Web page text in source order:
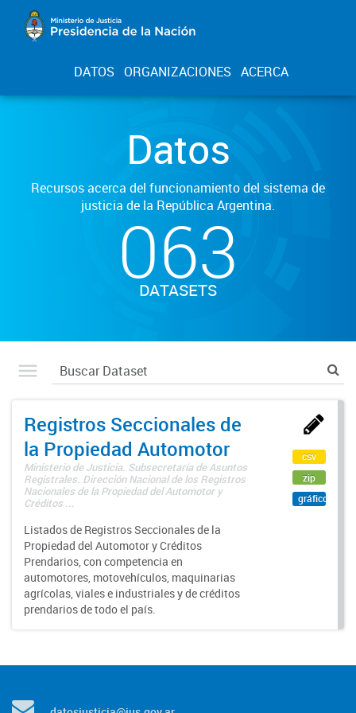
DATOS ORGANIZACIONES ACERCA
Datos
Recursos acerca del funcionamiento del sistema de
justicia de la República Argentina.
063
DATASETS
Registros Seccionales de
la Propiedad Automotor
Ministerio de Justicia. Subsecretaría de Asuntos
Registrales. Dirección Nacional de los Registros
Nacionales de la Propiedad del Automotor y
Créditos ...
Listados de Registros Seccionales de la
Propiedad del Automotor y Créditos
Prendarios, con competencia en
automotores, motovehículos, maquinarias
agrícolas, viales e industriales y de créditos
prendarios de todo el país.
csv
zip
gráfico